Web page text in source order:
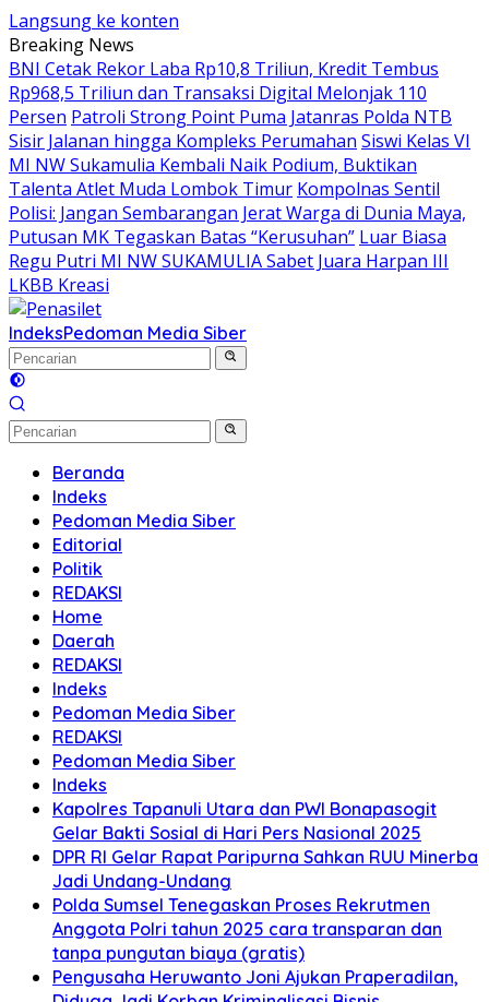
Langsung ke konten
Breaking News
BNI Cetak Rekor Laba Rp10,8 Triliun, Kredit Tembus
Rp968,5 Triliun dan Transaksi Digital Melonjak 110
Persen Patroli Strong Point Puma Jatanras Polda NTB
Sisir Jalanan hingga Kompleks Perumahan Siswi Kelas VI
MI NW Sukamulia Kembali Naik Podium, Buktikan
Talenta Atlet Muda Lombok Timur Kompolnas Sentil
Polisi: Jangan Sembarangan Jerat Warga di Dunia Maya,
Putusan MK Tegaskan Batas “Kerusuhan” Luar Biasa
Regu Putri MI NW SUKAMULIA Sabet Juara Harpan III
LKBB Kreasi
IndeksPedoman Media Siber
Beranda
Indeks
Pedoman Media Siber
Editorial
Politik
REDAKSI
Home
Daerah
REDAKSI
Indeks
Pedoman Media Siber
REDAKSI
Pedoman Media Siber
Indeks
Kapolres Tapanuli Utara dan PWI Bonapasogit
Gelar Bakti Sosial di Hari Pers Nasional 2025
DPR RI Gelar Rapat Paripurna Sahkan RUU Minerba
Jadi Undang-Undang
Polda Sumsel Tenegaskan Proses Rekrutmen
Anggota Polri tahun 2025 cara transparan dan
tanpa pungutan biaya (gratis)
Pengusaha Heruwanto Joni Ajukan Praperadilan,